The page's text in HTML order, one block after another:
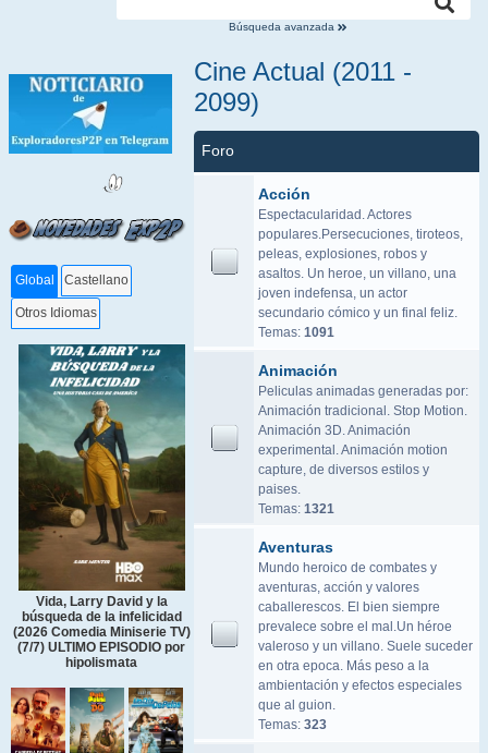
Búsqueda avanzada
Global Castellano
Otros Idiomas
Vida, Larry David y la
búsqueda de la infelicidad
(2026 Comedia Miniserie TV)
(7/7) ULTIMO EPISODIO por
hipolismata
Cine Actual (2011 -
2099)
Foro
Acción
Espectacularidad. Actores
populares.Persecuciones, tiroteos,
peleas, explosiones, robos y
asaltos. Un heroe, un villano, una
joven indefensa, un actor
secundario cómico y un final feliz.
Temas: 1091
Animación
Peliculas animadas generadas por:
Animación tradicional. Stop Motion.
Animación 3D. Animación
experimental. Animación motion
capture, de diversos estilos y
paises.
Temas: 1321
Aventuras
Mundo heroico de combates y
aventuras, acción y valores
caballerescos. El bien siempre
prevalece sobre el mal.Un héroe
valeroso y un villano. Suele suceder
en otra epoca. Más peso a la
ambientación y efectos especiales
que al guion.
Temas: 323